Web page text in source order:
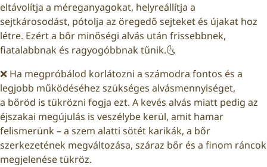
eltávolítja a méreganyagokat, helyreállítja a
sejtkárosodást, pótolja az öregedő sejteket és újakat hoz
létre. Ezért a bőr minőségi alvás után frissebbnek,
fiatalabbnak és ragyogóbbnak tűnik.🌜
❌ Ha megpróbálod korlátozni a számodra fontos és a
legjobb működéséhez szükséges alvásmennyiséget,
a bőröd is tükrözni fogja ezt. A kevés alvás miatt pedig az
éjszakai megújulás is veszélybe kerül, amit hamar
felismerünk – a szem alatti sötét karikák, a bőr
szerkezetének megváltozása, száraz bőr és a finom ráncok
megjelenése tükröz.